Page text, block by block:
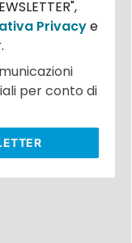
Privacye
per conto di